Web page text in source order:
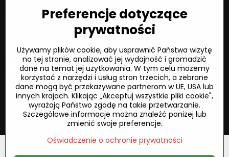
NUMER VAT:SK202045333
Spółka jest zarejestrowana w OR OS Žilina, sekcja Sro, proszę
Sposób płatności
©2026 Prawa autorskie
Preferencje dotyczące prywatności
Oświadczenie o ochronie prywatnościStatus zamówienia
Preferencje dotyczące
prywatności
Używamy plików cookie, aby usprawnić Państwa wizytę
na tej stronie, analizować jej wydajność i gromadzić
dane na temat jej użytkowania. W tym celu możemy
korzystać z narzędzi i usług stron trzecich, a zebrane
dane mogą być przekazywane partnerom w UE, USA lub
innych krajach. Klikając „Akceptuj wszystkie pliki cookie",
wyrażają Państwo zgodę na takie przetwarzanie.
Szczegółowe informacje można znaleźć poniżej lub
zmienić swoje preferencje.
Oświadczenie o ochronie prywatności